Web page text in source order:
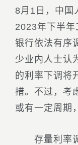
8月1日，中国
2023年下半年
银行依法有序
少业内人士认
的利率下调将
措。不过，考
或有一定周期
存量利率调